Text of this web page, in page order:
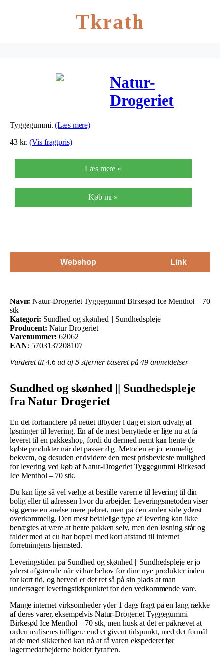
Tkrath
Natur-
Drogeriet
Menthol – 70
stk
Tyggegummi. (Læs mere)
43 kr. (Vis fragtpris)
Læs mere »
Køb nu »
Webshop Link
Navn: Natur-Drogeriet Tyggegummi Birkesød Ice Menthol – 70
stk
Kategori: Sundhed og skønhed || Sundhedspleje
Producent: Natur Drogeriet
Varenummer: 62062
EAN: 5703137208107
Vurderet til 4.6 ud af 5 stjerner baseret på 49 anmeldelser
Sundhed og skønhed || Sundhedspleje
fra Natur Drogeriet
En del forhandlere på nettet tilbyder i dag et stort udvalg af
løsninger til levering. En af de mest benyttede er lige nu at få
leveret til en pakkeshop, fordi du dermed nemt kan hente de
købte produkter når det passer dig. Metoden er jo temmelig
bekvem, og desuden endvidere den mest prisbevidste mulighed
for levering ved køb af Natur-Drogeriet Tyggegummi Birkesød
Ice Menthol – 70 stk.
Du kan lige så vel vælge at bestille varerne til levering til din
bolig eller til adressen hvor du arbejder. Leveringsmetoden viser
sig gerne en anelse mere pebret, men på den anden side yderst
overkommelig. Den mest betalelige type af levering kan ikke
benægtes at være at hente pakken selv, men den løsning står og
falder med at du har bopæl med kort afstand til internet
forretningens hjemsted.
Leveringstiden på Sundhed og skønhed || Sundhedspleje er jo
yderst afgørende når vi har behov for dine nye produkter inden
for kort tid, og herved er det ret så på sin plads at man
undersøger leveringstidspunktet for den vedkommende vare.
Mange internet virksomheder yder 1 dags fragt på en lang række
af deres varer, eksempelvis Natur-Drogeriet Tyggegummi
Birkesød Ice Menthol – 70 stk, men husk at det er påkrævet at
orden realiseres tidligere end et givent tidspunkt, med det formål
at de med sikkerhed kan nå at få varen ekspederet før
lagermedarbejderne holder fyraften.